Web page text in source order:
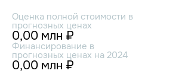
Оценка полной стоимости в
прогнозных ценах
0,00 млн ₽
Финансирование в
прогнозных ценах на 2024
0,00 млн ₽